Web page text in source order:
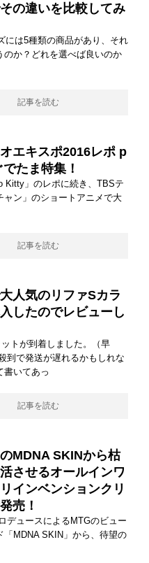
の違いを比較してみ
には5種類の商品があり、それ
のか？どれを選べば良いのか
記事を読む
オエキスポ2016レポ p
たま特集！
Kitty」のレポに続き、TBSテ
ャン」のショートアニメで大
記事を読む
人気のリファSカラ
したのでレビューし
トが到着しました。（早
到で発送が遅れるかもしれな
書いてあっ
記事を読む
MDNA SKINから枯
させるオールインワ
インベンションクリ
売！
デュースによるMTGのビュー
「MDNA SKIN」から、待望の